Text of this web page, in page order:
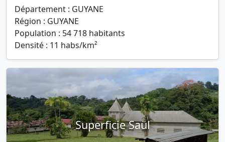
Département : GUYANE
Région : GUYANE
Population : 54 718 habitants
Densité : 11 habs/km²
Superficie Saül